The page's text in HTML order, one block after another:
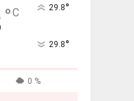
°C 29.8°
29.8°
0 %